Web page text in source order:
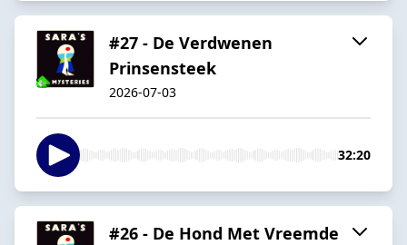
#27 - De Verdwenen
Prinsensteek
2026-07-03
32:20
#26 - De Hond Met Vreemde